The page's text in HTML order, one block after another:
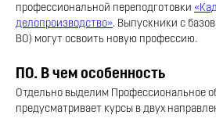
профессиональной переподготовки
делопроизводство». Выпускники с
ВО) могут освоить новую профессию.
ПО. В чем особенность
Отдельно выделим Профессиональное
предусматривает курсы в двух